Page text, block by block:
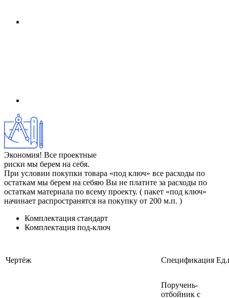
Экономия! Все проектные
риски мы берем на себя.
При условии покупки товара «под ключ» все расходы по
остаткам мы берем на себяю Вы не платите за расходы по
остаткам материала по всему проекту. ( пакет «под ключ»
начинает распространятся на покупку от 200 м.п. )
Комплектация стандарт
Комплектация под-ключ
Чертёж Спецификация
Поручень-
отбойник с